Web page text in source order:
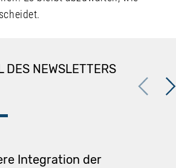
DES NEWSLETTERS
Previous
Integration der